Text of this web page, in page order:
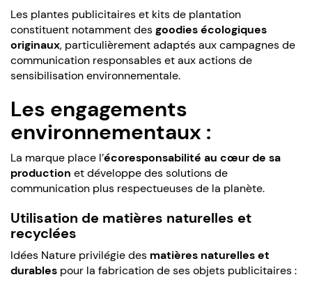
Les plantes publicitaires et kits de plantation
constituent notamment desgoodies écologiques
originaux, particulièrement adaptés aux campagnes de
communication responsables et aux actions de
sensibilisation environnementale.
Les engagements
environnementaux :
La marque place l’écoresponsabilité au cœur de sa
production et développe des solutions de
communication plus respectueuses de la planète.
Utilisation de matières naturelles et
recyclées
Idées Nature privilégie des matières naturelles et
durables pour la fabrication de ses objets publicitaires :